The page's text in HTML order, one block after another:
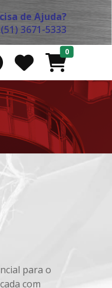
de Ajuda?
(51) 3671-5333
0
para o
com